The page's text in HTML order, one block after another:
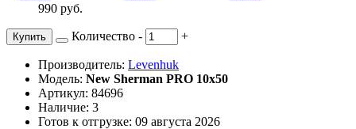
990 руб.
Купить Количество - +
Производитель: Levenhuk
Модель: New Sherman PRO 10x50
Артикул: 84696
Наличие: 3
Готов к отгрузке: 09 августа 2026